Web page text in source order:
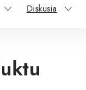
Diskusia